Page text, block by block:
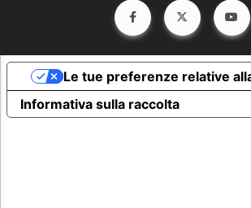
Informativa sulla raccolta
Le tue preferenze relative